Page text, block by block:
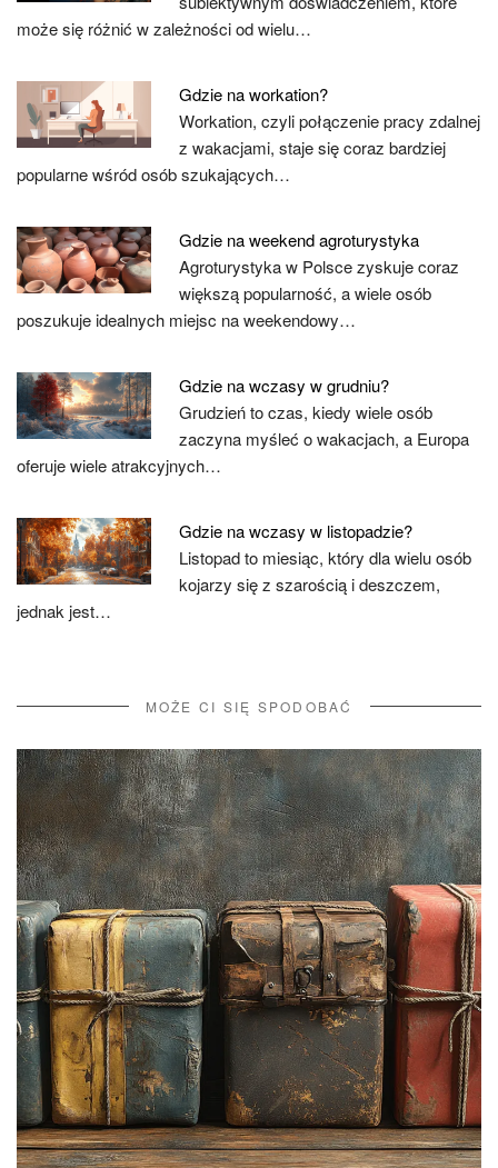
może się różnić w zależności od wielu…
Gdzie na workation?
Workation, czyli połączenie pracy zdalnej
z wakacjami, staje się coraz bardziej
popularne wśród osób szukających…
Gdzie na weekend agroturystyka
Agroturystyka w Polsce zyskuje coraz
większą popularność, a wiele osób
poszukuje idealnych miejsc na weekendowy…
Gdzie na wczasy w grudniu?
Grudzień to czas, kiedy wiele osób
zaczyna myśleć o wakacjach, a Europa
oferuje wiele atrakcyjnych…
Gdzie na wczasy w listopadzie?
Listopad to miesiąc, który dla wielu osób
kojarzy się z szarością i deszczem,
jednak jest…
MOŻE CI SIĘ SPODOBAĆ